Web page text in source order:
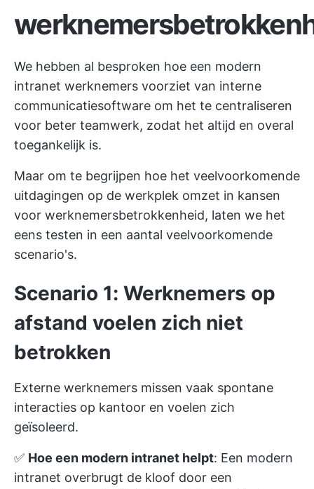
We hebben al besproken hoe een modern
intranet werknemers voorziet van interne
communicatiesoftware om het te centraliseren
voor beter teamwerk, zodat het altijd en overal
toegankelijk is.
Maar om te begrijpen hoe het veelvoorkomende
uitdagingen op de werkplek omzet in kansen
voor werknemersbetrokkenheid, laten we het
eens testen in een aantal veelvoorkomende
scenario's.
Scenario 1: Werknemers op
afstand voelen zich niet
betrokken
Externe werknemers missen vaak spontane
interacties op kantoor en voelen zich
geïsoleerd.
✅ Hoe een modern intranet helpt: Een modern
intranet overbrugt de kloof door een